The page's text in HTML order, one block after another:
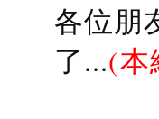
各位朋
了...(本